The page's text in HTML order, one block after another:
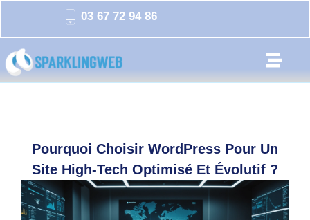
03 67 72 94 86
Pourquoi Choisir WordPress Pour Un
Site High-Tech Optimisé Et Évolutif ?